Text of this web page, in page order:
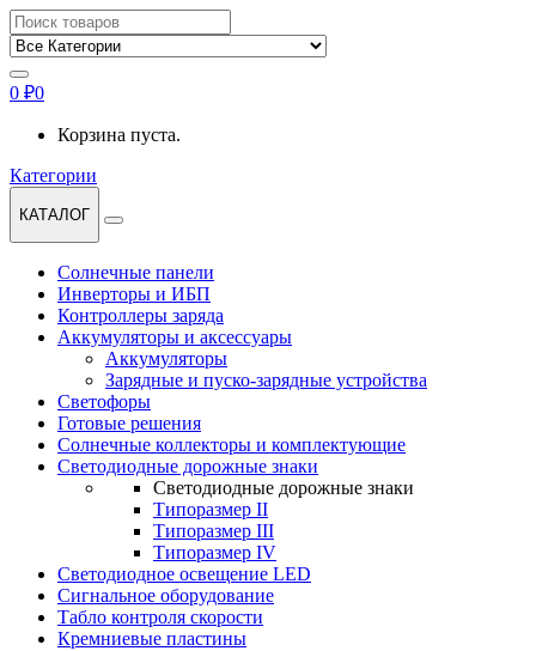
Найти:
0 ₽0
Корзина пуста.
Категории
КАТАЛОГ
Солнечные панели
Инверторы и ИБП
Контроллеры заряда
Аккумуляторы и аксессуары
Аккумуляторы
Зарядные и пуско-зарядные устройства
Светофоры
Готовые решения
Солнечные коллекторы и комплектующие
Светодиодные дорожные знаки
Светодиодные дорожные знаки
Типоразмер II
Типоразмер III
Типоразмер IV
Светодиодное освещение LED
Сигнальное оборудование
Табло контроля скорости
Кремниевые пластины